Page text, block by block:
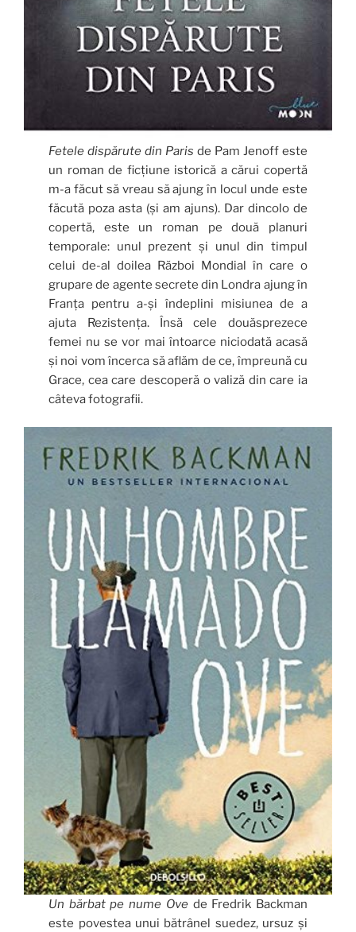
Fetele dispărute din Paris de Pam Jenoff este
un roman de ficțiune istorică a cărui copertă
m-a făcut să vreau să ajung în locul unde este
făcută poza asta (și am ajuns). Dar dincolo de
copertă, este un roman pe două planuri
temporale: unul prezent și unul din timpul
celui de-al doilea Război Mondial în care o
grupare de agente secrete din Londra ajung în
Franța pentru a-și îndeplini misiunea de a
ajuta Rezistența. Însă cele douăsprezece
femei nu se vor mai întoarce niciodată acasă
și noi vom încerca să aflăm de ce, împreună cu
Grace, cea care descoperă o valiză din care ia
câteva fotografii.
Un bărbat pe nume Ovede Fredrik Backman
este povestea unui bătrânel suedez, ursuz și